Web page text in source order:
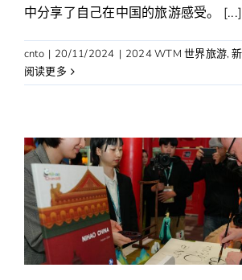
中分享了自己在中国的旅游感受。 [...]
cnto | 20/11/2024 | 2024 WTM 世界旅游,
阅读更多